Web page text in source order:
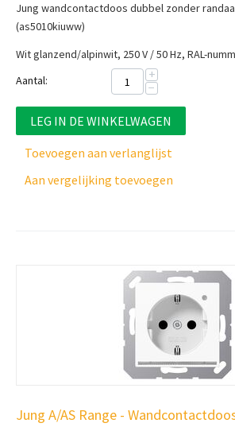
Jung wandcontactdoos dubbel zonder
(as5010kiuww)
Wit glanzend/alpinwit, 250 V / 50 Hz, RAL-
Aantal:
+
−
LEG IN DE WINKELWAGEN
Toevoegen aan verlanglijst
Aan vergelijking toevoegen
Jung A/AS Range -